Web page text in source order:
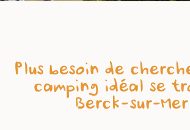
Plus besoin de
camping idéal se
Berck-sur-Mer !